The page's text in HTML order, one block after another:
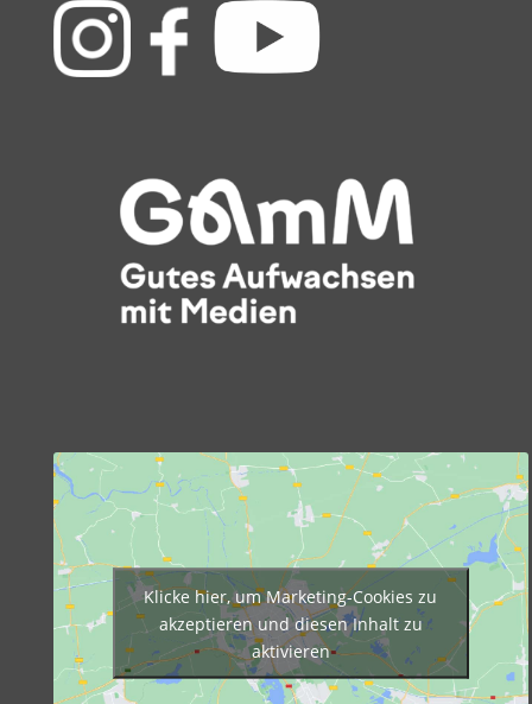
Klicke hier, um Marketing-Cookies zu
akzeptieren und diesen Inhalt zu
aktivieren